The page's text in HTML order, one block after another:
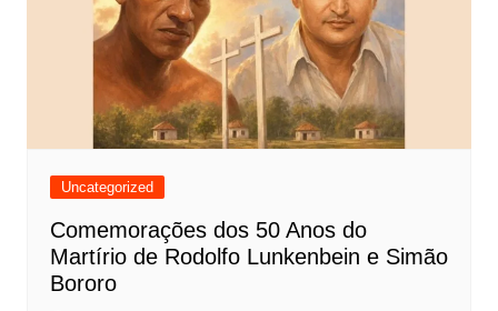
Uncategorized
Comemorações dos 50 Anos do
Martírio de Rodolfo Lunkenbein e Simão
Bororo